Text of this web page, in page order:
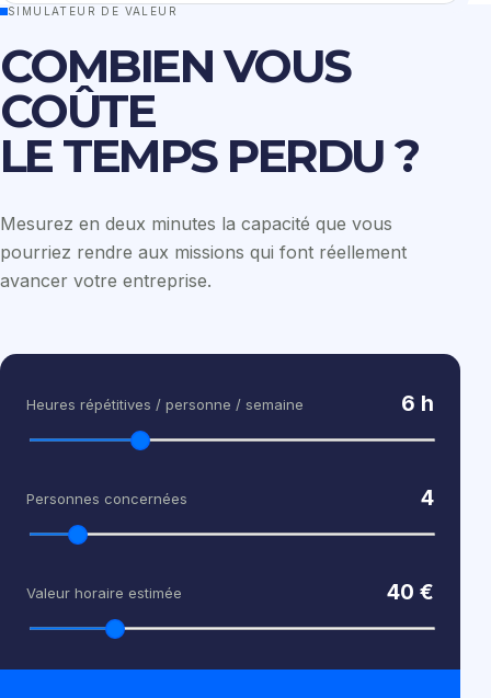
SIMULATEUR DE VALEUR
COMBIEN VOUS
COÛTE
LE TEMPS PERDU ?
Mesurez en deux minutes la capacité que vous
pourriez rendre aux missions qui font réellement
avancer votre entreprise.
Heures répétitives / personne / semaine 6 h
Personnes concernées 4
Valeur horaire estimée 40 €